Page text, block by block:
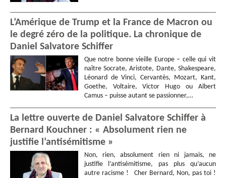
L’Amérique de Trump et la France de Macron ou
le degré zéro de la politique. La chronique de
Daniel Salvatore Schiffer
Que notre bonne vieille Europe – celle qui vit
naître Socrate, Aristote, Dante, Shakespeare,
Léonard de Vinci, Cervantès, Mozart, Kant,
Goethe, Voltaire, Victor Hugo ou Albert
Camus – puisse autant se passionner,…
La lettre ouverte de Daniel Salvatore Schiffer à
Bernard Kouchner : « Absolument rien ne
justifie l’antisémitisme »
Non, rien, absolument rien ni jamais, ne
justifie l’antisémitisme, pas plus qu’aucun
autre racisme ! Cher Bernard, Non, pas toi !